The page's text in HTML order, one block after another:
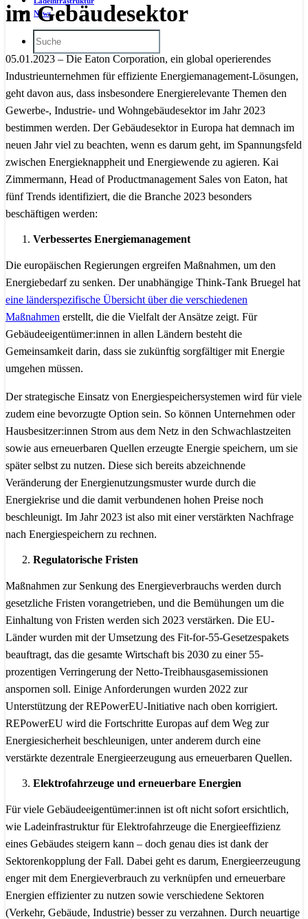
News
im Gebäudesektor
05.01.2023 – Die Eaton Corporation, ein global operierendes
Industrieunternehmen für effiziente Energiemanagement-Lösungen,
geht davon aus, dass insbesondere Energierelevante Themen den
Gewerbe-, Industrie- und Wohngebäudesektor im Jahr 2023
bestimmen werden. Der Gebäudesektor in Europa hat demnach im
neuen Jahr viel zu beachten, wenn es darum geht, im Spannungsfeld
zwischen Energieknappheit und Energiewende zu agieren. Kai
Zimmermann, Head of Productmanagement Sales von Eaton, hat
fünf Trends identifiziert, die die Branche 2023 besonders
beschäftigen werden:
Verbessertes Energiemanagement
Die europäischen Regierungen ergreifen Maßnahmen, um den
Energiebedarf zu senken. Der unabhängige Think-Tank Bruegel hat
eine länderspezifische Übersicht über die verschiedenen
Maßnahmen erstellt, die die Vielfalt der Ansätze zeigt. Für
Gebäudeeigentümer:innen in allen Ländern besteht die
Gemeinsamkeit darin, dass sie zukünftig sorgfältiger mit Energie
umgehen müssen.
Der strategische Einsatz von Energiespeichersystemen wird für viele
zudem eine bevorzugte Option sein. So können Unternehmen oder
Hausbesitzer:innen Strom aus dem Netz in den Schwachlastzeiten
sowie aus erneuerbaren Quellen erzeugte Energie speichern, um sie
später selbst zu nutzen. Diese sich bereits abzeichnende
Veränderung der Energienutzungsmuster wurde durch die
Energiekrise und die damit verbundenen hohen Preise noch
beschleunigt. Im Jahr 2023 ist also mit einer verstärkten Nachfrage
nach Energiespeichern zu rechnen.
Regulatorische Fristen
Maßnahmen zur Senkung des Energieverbrauchs werden durch
gesetzliche Fristen vorangetrieben, und die Bemühungen um die
Einhaltung von Fristen werden sich 2023 verstärken. Die EU-
Länder wurden mit der Umsetzung des Fit-for-55-Gesetzespakets
beauftragt, das die gesamte Wirtschaft bis 2030 zu einer 55-
prozentigen Verringerung der Netto-Treibhausgasemissionen
anspornen soll. Einige Anforderungen wurden 2022 zur
Unterstützung der REPowerEU-Initiative nach oben korrigiert.
REPowerEU wird die Fortschritte Europas auf dem Weg zur
Energiesicherheit beschleunigen, unter anderem durch eine
verstärkte dezentrale Energieerzeugung aus erneuerbaren Quellen.
Elektrofahrzeuge und erneuerbare Energien
Für viele Gebäudeeigentümer:innen ist oft nicht sofort ersichtlich,
wie Ladeinfrastruktur für Elektrofahrzeuge die Energieeffizienz
eines Gebäudes steigern kann – doch genau dies ist dank der
Sektorenkopplung der Fall. Dabei geht es darum, Energieerzeugung
enger mit dem Energieverbrauch zu verknüpfen und erneuerbare
Energien effizienter zu nutzen sowie verschiedene Sektoren
(Verkehr, Gebäude, Industrie) besser zu verzahnen. Durch neuartige